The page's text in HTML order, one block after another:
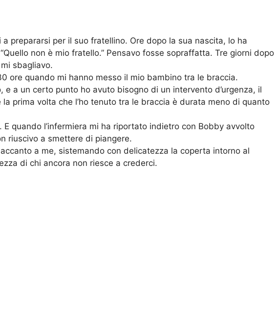
prepararsi per il suo fratellino. Ore dopo la sua nascita, lo ha
non è mio fratello.” Pensavo fosse sopraffatta. Tre giorni dopo
sbagliavo.
ore quando mi hanno messo il mio bambino tra le braccia.
e a un certo punto ho avuto bisogno di un intervento d’urgenza, il
prima volta che l’ho tenuto tra le braccia è durata meno di quanto
E quando l’infermiera mi ha riportato indietro con Bobby avvolto
riuscivo a smettere di piangere.
a me, sistemando con delicatezza la coperta intorno al
di chi ancora non riesce a crederci.